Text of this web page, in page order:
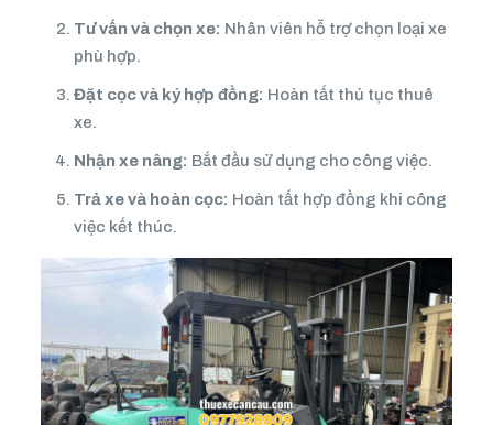
Tư vấn và chọn xe: Nhân viên hỗ trợ chọn loại xe
phù hợp.
Đặt cọc và ký hợp đồng: Hoàn tất thủ tục thuê
xe.
Nhận xe nâng: Bắt đầu sử dụng cho công việc.
Trả xe và hoàn cọc: Hoàn tất hợp đồng khi công
việc kết thúc.